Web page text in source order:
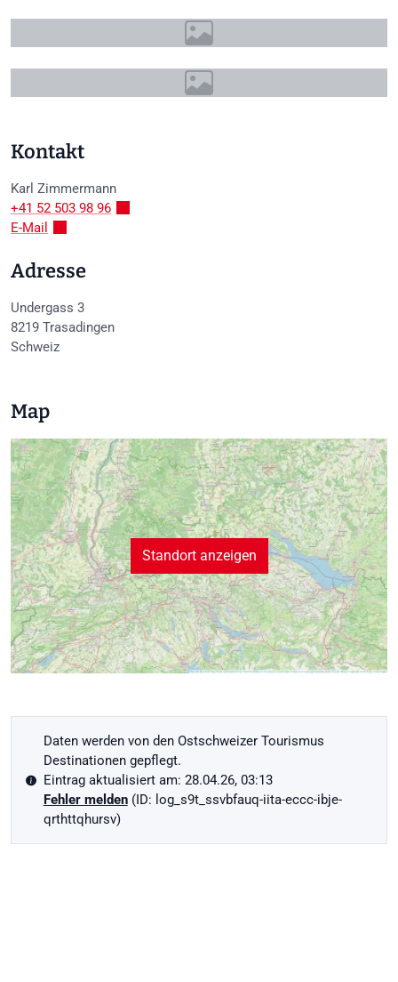
Kontakt
Karl Zimmermann
+41 52 503 98 96
E-Mail
Adresse
Undergass 3
8219 Trasadingen
Schweiz
Map
Standort anzeigen
Daten werden von den Ostschweizer Tourismus
Destinationen gepflegt.
Eintrag aktualisiert am: 28.04.26, 03:13
Fehler melden(ID: log_s9t_ssvbfauq-iita-eccc-ibje-
qrthttqhursv)